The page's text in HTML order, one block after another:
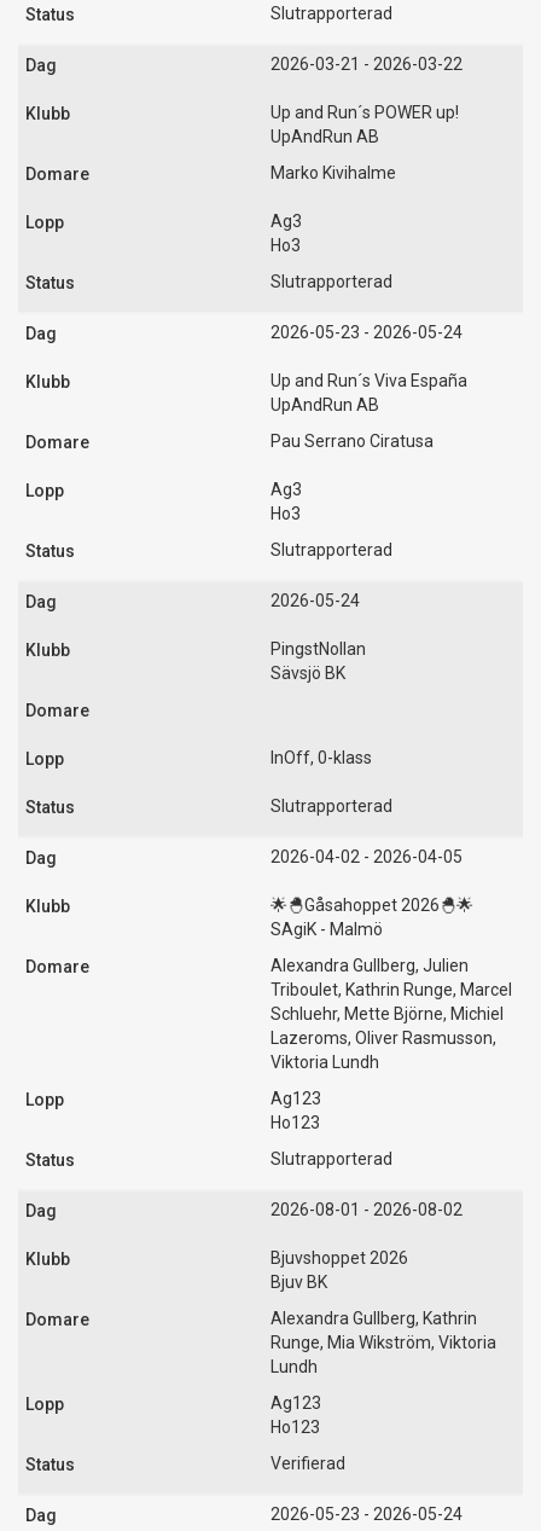
Slutrapporterad
2026-03-21 - 2026-03-22
Up and Run´s POWER up!
UpAndRun AB
Marko Kivihalme
Ag3
Ho3
Slutrapporterad
2026-05-23 - 2026-05-24
Up and Run´s Viva España
UpAndRun AB
Pau Serrano Ciratusa
Ag3
Ho3
Slutrapporterad
2026-05-24
PingstNollan
Sävsjö BK
InOff, 0-klass
Slutrapporterad
2026-04-02 - 2026-04-05
🌟🐣Gåsahoppet 2026🐣🌟
SAgiK - Malmö
Alexandra Gullberg, Julien
Triboulet, Kathrin Runge, Marcel
Schluehr, Mette Björne, Michiel
Lazeroms, Oliver Rasmusson,
Viktoria Lundh
Ag123
Ho123
Slutrapporterad
2026-08-01 - 2026-08-02
Bjuvshoppet 2026
Bjuv BK
Alexandra Gullberg, Kathrin
Runge, Mia Wikström, Viktoria
Lundh
Ag123
Ho123
Verifierad
2026-05-23 - 2026-05-24